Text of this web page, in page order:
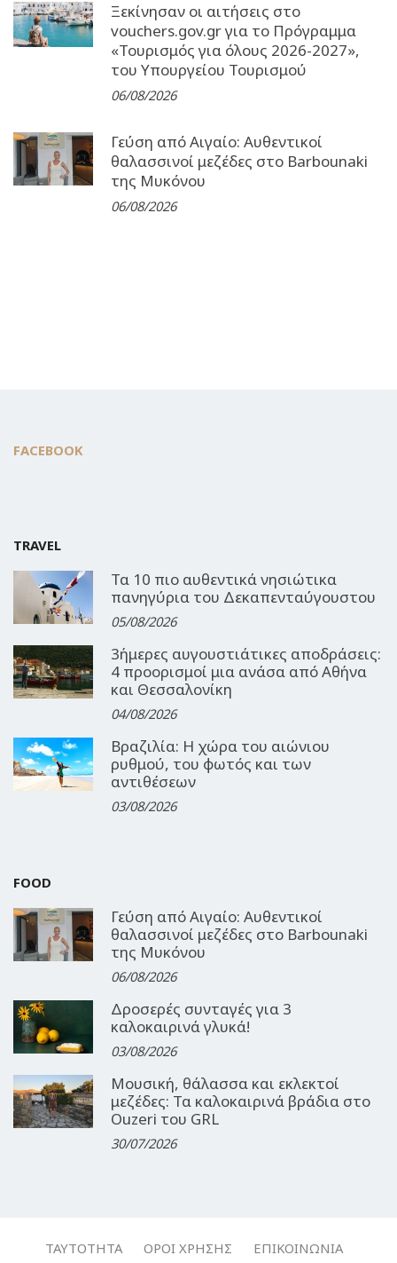
Ξεκίνησαν οι αιτήσεις στο
vouchers.gov.gr για το Πρόγραμμα
«Τουρισμός για όλους 2026-2027»,
του Υπουργείου Τουρισμού
06/08/2026
Γεύση από Αιγαίο: Αυθεντικοί
θαλασσινοί μεζέδες στο Barbounaki
της Μυκόνου
06/08/2026
FACEBOOK
TRAVEL
Τα 10 πιο αυθεντικά νησιώτικα
πανηγύρια του Δεκαπενταύγουστου
05/08/2026
3ήμερες αυγουστιάτικες αποδράσεις:
4 προορισμοί μια ανάσα από Αθήνα
και Θεσσαλονίκη
04/08/2026
Βραζιλία: Η χώρα του αιώνιου
ρυθμού, του φωτός και των
αντιθέσεων
03/08/2026
FOOD
Γεύση από Αιγαίο: Αυθεντικοί
θαλασσινοί μεζέδες στο Barbounaki
της Μυκόνου
06/08/2026
Δροσερές συνταγές για 3
καλοκαιρινά γλυκά!
03/08/2026
Μουσική, θάλασσα και εκλεκτοί
μεζέδες: Τα καλοκαιρινά βράδια στο
Ouzeri του GRL
30/07/2026
ΤΑΥΤΌΤΗΤΑ ΌΡΟΙ ΧΡΉΣΗΣ ΕΠΙΚΟΙΝΩΝΊΑ